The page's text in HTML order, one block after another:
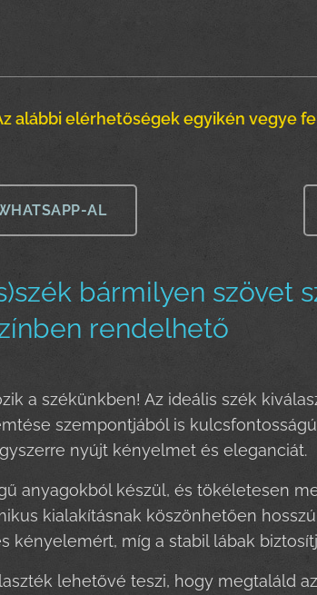
alábbi elérhetőségek egyikén vegye
AL
bármilyen szövet
rendelhető
a székünkben! Az ideális szék
szempontjából is
nyújt kényelmet és eleganciát.
anyagokból készül, és tökéletesen
kialakításnak köszönhetően
kényelemért, míg a stabil lábak
lehetővé teszi, hogy megtaláld